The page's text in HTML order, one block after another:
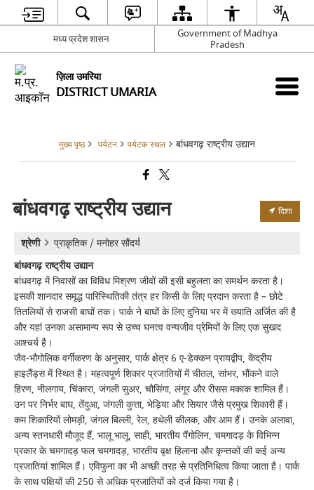
मध्य प्रदेश शासन
Government of Madhya
Pradesh
ज़िला उमरिया
DISTRICT UMARIA
मुख्य पृष्ठ पर्यटन पर्यटक स्थल बांधवगढ़ राष्ट्रीय उद्यान
बांधवगढ़ राष्ट्रीय उद्यान दिशा
श्रेणी
प्राकृतिक / मनोहर सौंदर्य
बांधवगढ़ राष्ट्रीय उद्यान
बांधवगढ़ में निवासों का विविध मिश्रण जीवों की इसी बहुलता का समर्थन करता है।
इसकी शानदार समृद्ध पारिस्थितिकी तंत्र हर किसी के लिए प्रदान करता है – छोटे
तितलियों से राजसी बाघों तक। पार्क ने बाघों के लिए दुनिया भर में ख्याति अर्जित की है
और यहां उनका असामान्य रूप से उच्च घनत्व वन्यजीव प्रेमियों के लिए एक सुखद
आश्चर्य है।
जैव-भौगोलिक वर्गीकरण के अनुसार, पार्क क्षेत्र 6 ए-डेक्कन प्रायद्वीप, केंद्रीय
हाइलैंड्स में स्थित है। महत्वपूर्ण शिकार प्रजातियों में चीतल, सांभर, भौंकने वाले
हिरण, नीलगाय, चिंकारा, जंगली सुअर, चौसिंगा, लंगूर और रीसस मकाक शामिल हैं।
उन पर निर्भर बाघ, तेंदुआ, जंगली कुत्ता, भेड़िया और सियार जैसे प्रमुख शिकारी हैं।
कम शिकारियों लोमड़ी, जंगल बिल्ली, रेल, हथेली कीलक, और आम हैं। उनके अलावा,
अन्य स्तनधारी मौजूद हैं, भालू भालू, साही, भारतीय पैंगोलिन, चमगादड़ के विभिन्न
प्रकार के चमगादड़ फल चमगादड़, भारतीय वृक्ष हिलाना और कृन्तकों की कई अन्य
प्रजातियां शामिल हैं। एविफुना का भी अच्छी तरह से प्रतिनिधित्व किया जाता है। पार्क
के साथ पक्षियों की 250 से अधिक प्रजातियों को दर्ज किया गया है।